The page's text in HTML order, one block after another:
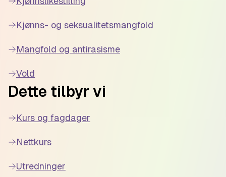
Kjønns- og seksualitetsmangfold
Mangfold og antirasisme
Vold
Dette tilbyr vi
Kurs og fagdager
Nettkurs
Utredninger